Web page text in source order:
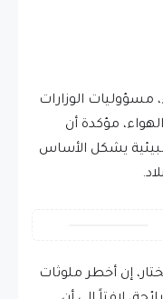
مسؤوليات الوزارات
مؤكدة أن
البيئية يشكل الأساس
إن أخطر ملوثات